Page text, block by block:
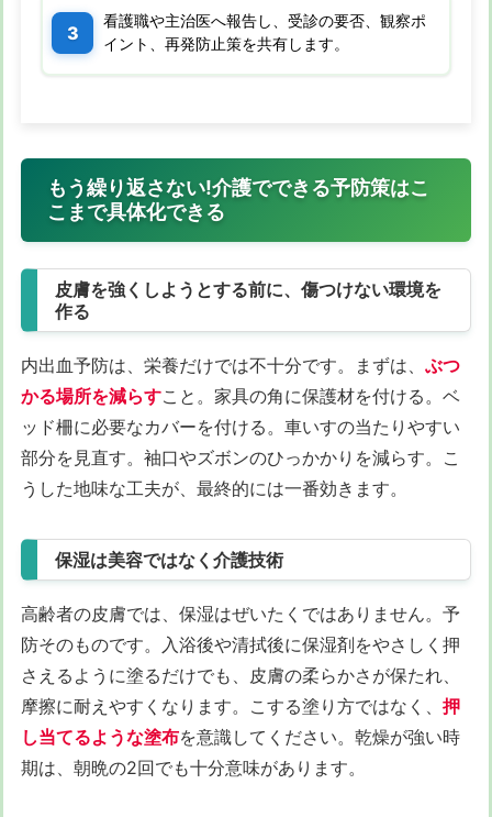
看護職や主治医へ報告し、受診の要否、観察ポ
イント、再発防止策を共有します。
もう繰り返さない!介護でできる予防策はこ
こまで具体化できる
皮膚を強くしようとする前に、傷つけない環境を
作る
内出血予防は、栄養だけでは不十分です。まずは、 ぶつ
かる場所を減らすこと。家具の角に保護材を付ける。ベ
ッド柵に必要なカバーを付ける。車いすの当たりやすい
部分を見直す。袖口やズボンのひっかかりを減らす。こ
うした地味な工夫が、最終的には一番効きます。
保湿は美容ではなく介護技術
高齢者の皮膚では、保湿はぜいたくではありません。予
防そのものです。入浴後や清拭後に保湿剤をやさしく押
さえるように塗るだけでも、皮膚の柔らかさが保たれ、
摩擦に耐えやすくなります。こする塗り方ではなく、 押
し当てるような塗布を意識してください。乾燥が強い時
期は、朝晩の2回でも十分意味があります。